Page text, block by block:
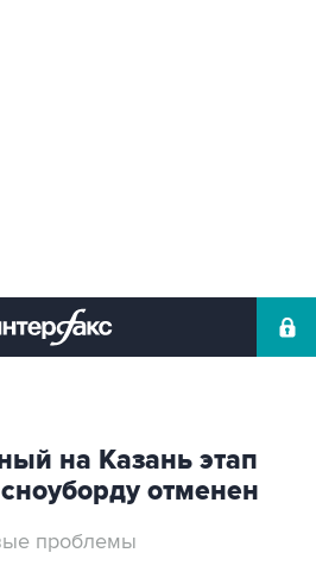
на Казань этап
отменен
проблемы